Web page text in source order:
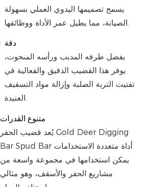
يسمح تصميمها اليدوي العملي بسهولة
دقة
بفضل طرفه المدبب ورأسه المنحوت،
يوفر هذا القضيب الدقيق والفعالية في
تفتيت التربة الصلبة وإزالة مواد التسقيف
العنيدة.
متنوع القدرات
يُعد قضيب الحفر Gold Deer Digging
Bar Spud Bar أداة متعددة الاستخدامات
يمكن استخدامها في مجموعة واسعة من
مشاريع الحفر والأسقف، وهو مثالي